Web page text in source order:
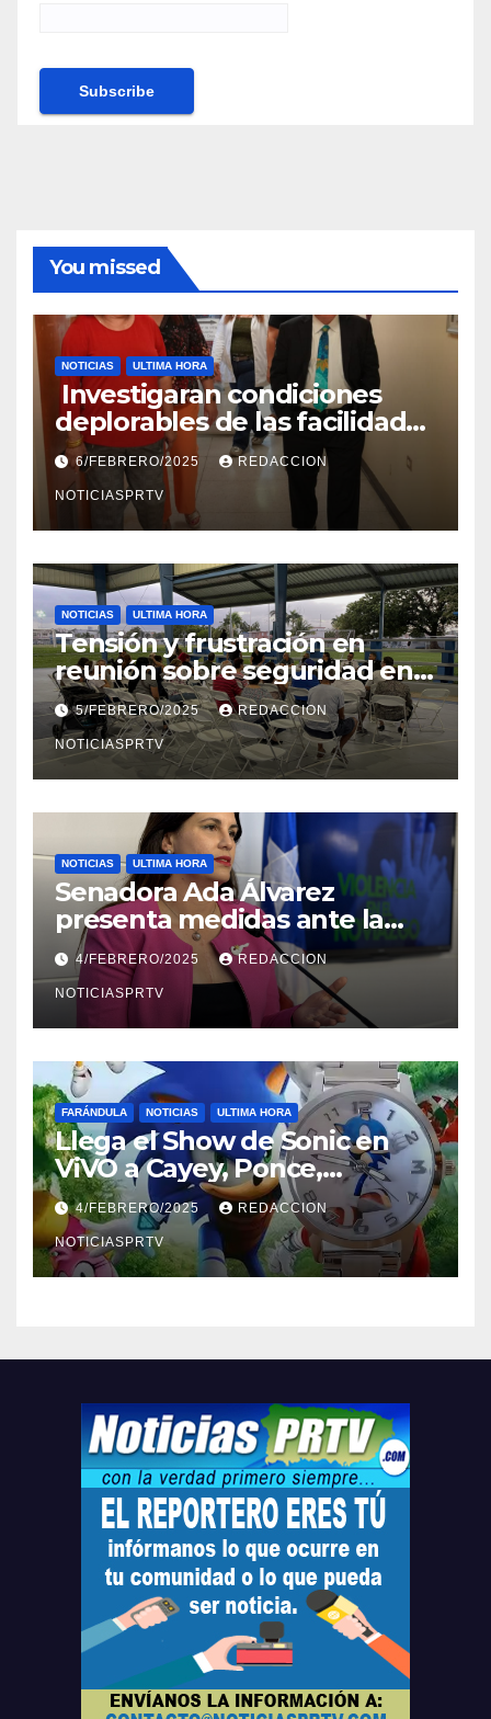
You missed
NOTICIAS ULTIMA HORA
Investigaran condiciones
deplorables de las facilidades
el Departamento de la Salud
en Mayagüez
6/FEBRERO/2025 REDACCION
NOTICIASPRTV
NOTICIAS ULTIMA HORA
Tensión y frustración en
reunión sobre seguridad en
Reparto Metropolitano
5/FEBRERO/2025 REDACCION
NOTICIASPRTV
NOTICIAS ULTIMA HORA
Senadora Ada Álvarez
presenta medidas ante la
violencia en el noviazgo
4/FEBRERO/2025 REDACCION
NOTICIASPRTV
FARÁNDULA NOTICIAS ULTIMA HORA
Llega el Show de Sonic en
ViVO a Cayey, Ponce,
Barceloneta y Humacao,
Relojes gratis para el que
compre ahora….
4/FEBRERO/2025 REDACCION
NOTICIASPRTV